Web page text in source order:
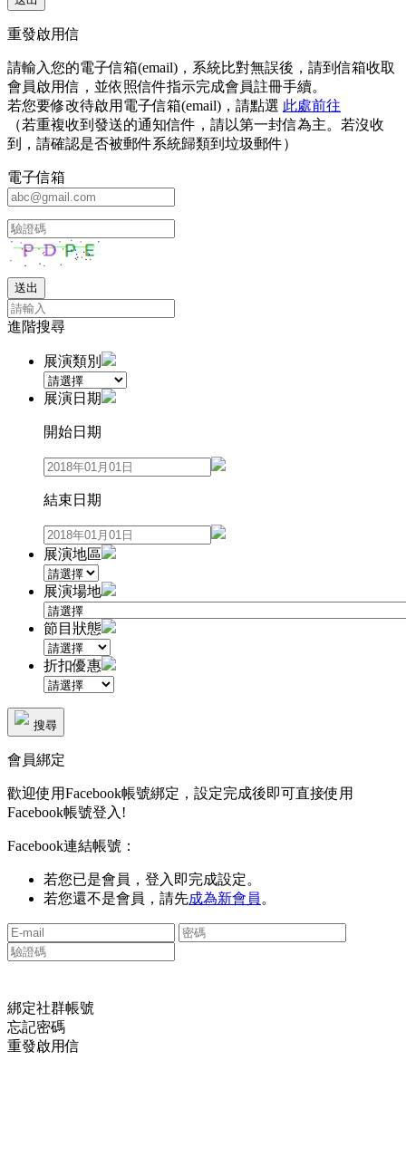
重發啟用信
請輸入您的電子信箱(email)，系統比對無誤後，請到信箱收取
會員啟用信，並依照信件指示完成會員註冊手續。
若您要修改待啟用電子信箱(email)，請點選 此處前往
（若重複收到發送的通知信件，請以第一封信為主。若沒收
到，請確認是否被郵件系統歸類到垃圾郵件）
電子信箱
進階搜尋
展演類別
展演日期
開始日期
結束日期
展演地區
展演場地
節目狀態
折扣優惠
搜尋
會員綁定
歡迎使用Facebook帳號綁定，設定完成後即可直接使用
Facebook帳號登入!
Facebook連結帳號：
若您已是會員，登入即完成設定。
若您還不是會員，請先成為新會員 。
綁定社群帳號
忘記密碼
重發啟用信